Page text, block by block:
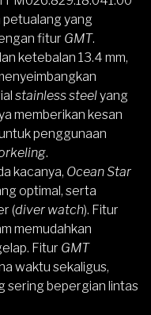
petualang yang
fitur GMT.
ketebalan 13.4 mm,
stainless steelyang
memberikan kesan
penggunaan
.
kacanya, Ocean Star
optimal, serta
(diver watch). Fitur
memudahkan
Fitur GMT
waktu sekaligus,
sering bepergian lintas